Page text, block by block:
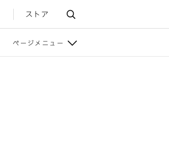
ストア
ページメニュー